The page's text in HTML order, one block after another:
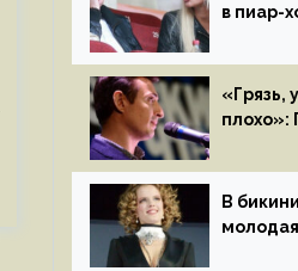
в пиар-
«Грязь,
плохо»:
В